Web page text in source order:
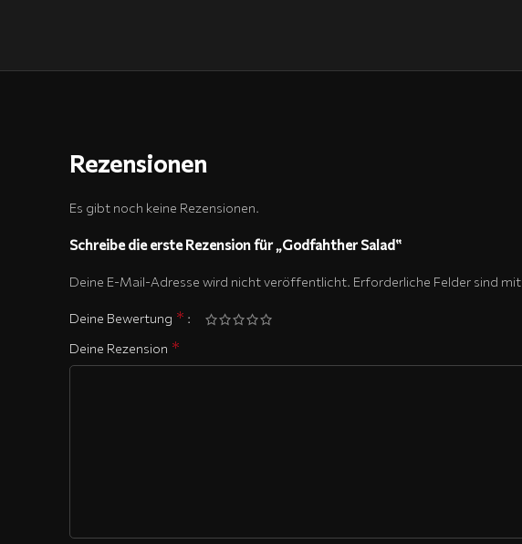
Rezensionen
Es gibt noch keine Rezensionen.
Schreibe die erste Rezension für „Godfahther Salad“
Deine E-Mail-Adresse wird nicht veröffentlicht.Erforderliche Felder sind mit
Deine Bewertung *
Deine Rezension *